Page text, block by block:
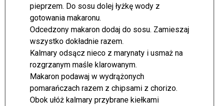
pieprzem. Do sosu dolej łyżkę wody z
gotowania makaronu.
Odcedzony makaron dodaj do sosu. Zamieszaj
wszystko dokładnie razem.
Kalmary odsącz nieco z marynaty i usmaż na
rozgrzanym maśle klarowanym.
Makaron podawaj w wydrążonych
pomarańczach razem z chipsami z chorizo.
Obok ułóż kalmary przybrane kiełkami